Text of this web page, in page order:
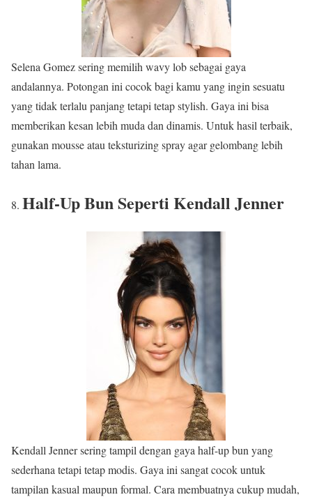
Selena Gomez sering memilih wavy lob sebagai gaya
andalannya. Potongan ini cocok bagi kamu yang ingin sesuatu
yang tidak terlalu panjang tetapi tetap stylish. Gaya ini bisa
memberikan kesan lebih muda dan dinamis. Untuk hasil terbaik,
gunakan mousse atau teksturizing spray agar gelombang lebih
tahan lama.
Half-Up Bun Seperti Kendall Jenner
Kendall Jenner sering tampil dengan gaya half-up bun yang
sederhana tetapi tetap modis. Gaya ini sangat cocok untuk
tampilan kasual maupun formal. Cara membuatnya cukup mudah,